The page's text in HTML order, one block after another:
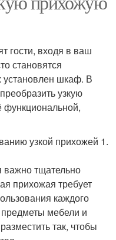
гости, входя в ваш
становятся
установлен шкаф. В
узкую
узкой прихожей 1.
тщательно
прихожая требует
каждого
предметы мебели и
так, чтобы